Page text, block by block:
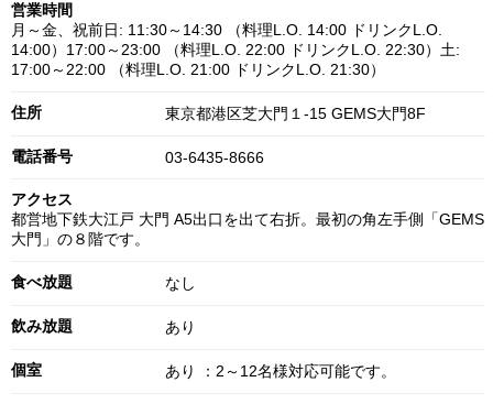
営業時間
月～金、祝前日: 11:30～14:30 （料理L.O. 14:00 ドリンクL.O.
14:00）17:00～23:00 （料理L.O. 22:00 ドリンクL.O. 22:30）土:
17:00～22:00 （料理L.O. 21:00 ドリンクL.O. 21:30）
住所 東京都港区芝大門１-15 GEMS大門8F
電話番号 03-6435-8666
アクセス
都営地下鉄大江戸 大門 A5出口を出て右折。最初の角左手側「GEMS
大門」の８階です。
食べ放題 なし
飲み放題 あり
個室 あり ：2～12名様対応可能です。